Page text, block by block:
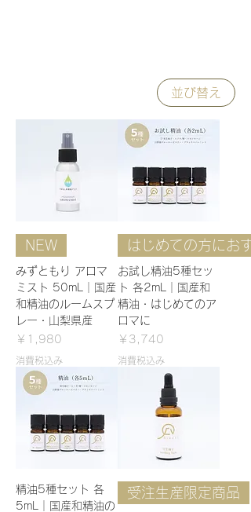
並び替え
NEW
みずともり アロマ
ミスト 50mL｜国産
和精油のルームスプ
レー・山梨県産
価格
￥1,980
消費税込み
はじめての方にお
お試し精油5種セッ
ト 各2mL｜国産和
精油・はじめてのア
ロマに
価格
￥3,740
消費税込み
精油5種セット 各
5mL｜国産和精油の
受注生産限定商品